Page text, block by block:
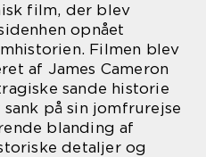
film, der blev
opnået
Filmen blev
af James Cameron
sande historie
på sin jomfrurejse
blanding af
detaljer og